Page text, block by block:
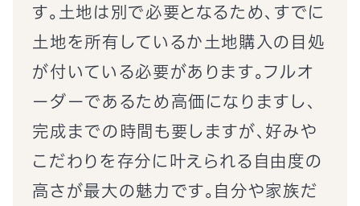
す。土地は別で必要となるため、すでに
土地を所有しているか土地購入の目処
が付いている必要があります。フルオ
ーダーであるため高価になりますし、
完成までの時間も要しますが、好みや
こだわりを存分に叶えられる自由度の
高さが最大の魅力です。自分や家族だ